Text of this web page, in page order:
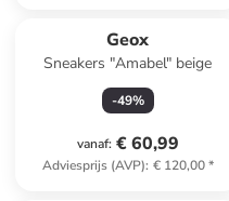
Geox
Sneakers "Amabel" beige
-49%
vanaf: € 60,99
Adviesprijs (AVP): € 120,00*